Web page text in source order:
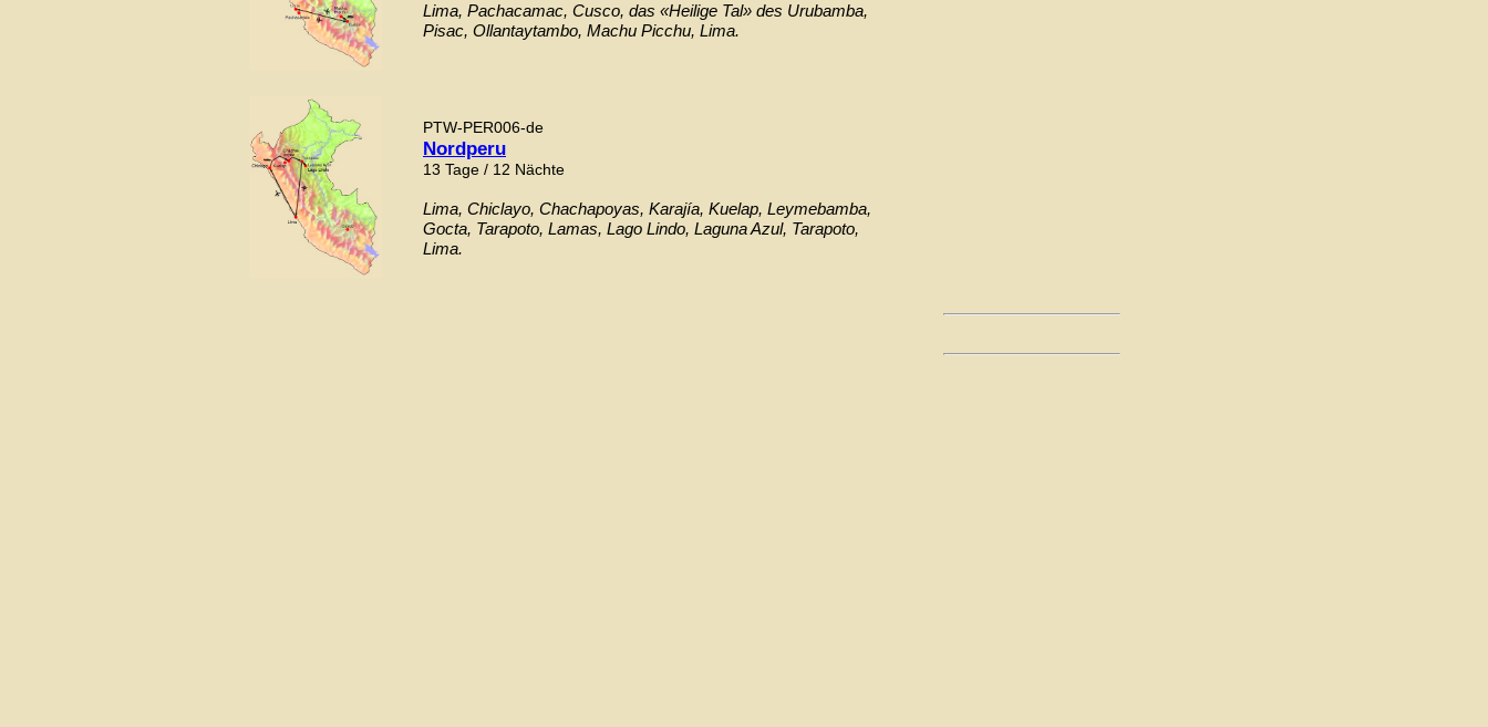
Lima, Pachacamac, Cusco, das «Heilige Tal» des Urubamba,
Pisac, Ollantaytambo, Machu Picchu, Lima.
PTW-PER006-de
Nordperu
13 Tage / 12 Nächte
Lima, Chiclayo, Chachapoyas, Karajía, Kuelap, Leymebamba,
Gocta, Tarapoto, Lamas, Lago Lindo, Laguna Azul, Tarapoto,
Lima.